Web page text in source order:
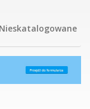
Nieskatalogowane